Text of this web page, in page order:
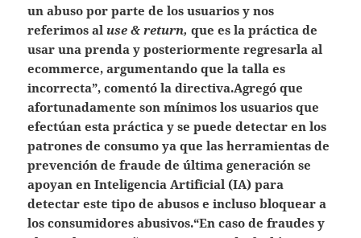
un abuso por parte de los usuarios y nos
referimos al use & return, que es la práctica de
usar una prenda y posteriormente regresarla al
ecommerce, argumentando que la talla es
incorrecta”, comentó la directiva.Agregó que
afortunadamente son mínimos los usuarios que
efectúan esta práctica y se puede detectar en los
patrones de consumo ya que las herramientas de
prevención de fraude de última generación se
apoyan en Inteligencia Artificial (IA) para
detectar este tipo de abusos e incluso bloquear a
los consumidores abusivos.“En caso de fraudes y